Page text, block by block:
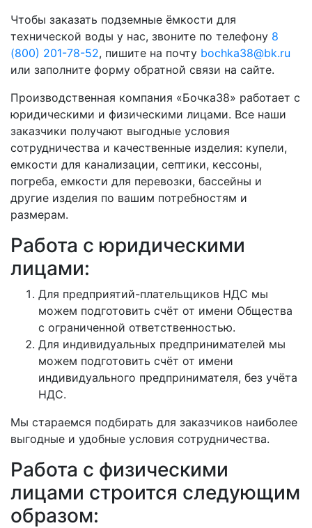
Чтобы заказать подземные ёмкости для
технической воды у нас, звоните по телефону 8
(800) 201-78-52, пишите на почту bochka38@bk.ru
или заполните форму обратной связи на сайте.
Производственная компания «Бочка38» работает с
юридическими и физическими лицами. Все наши
заказчики получают выгодные условия
сотрудничества и качественные изделия: купели,
емкости для канализации, септики, кессоны,
погреба, емкости для перевозки, бассейны и
другие изделия по вашим потребностям и
размерам.
Работа с юридическими
лицами:
Для предприятий-плательщиков НДС мы
можем подготовить счёт от имени Общества
с ограниченной ответственностью.
Для индивидуальных предпринимателей мы
можем подготовить счёт от имени
индивидуального предпринимателя, без учёта
НДС.
Мы стараемся подбирать для заказчиков наиболее
выгодные и удобные условия сотрудничества.
Работа с физическими
лицами строится следующим
образом: